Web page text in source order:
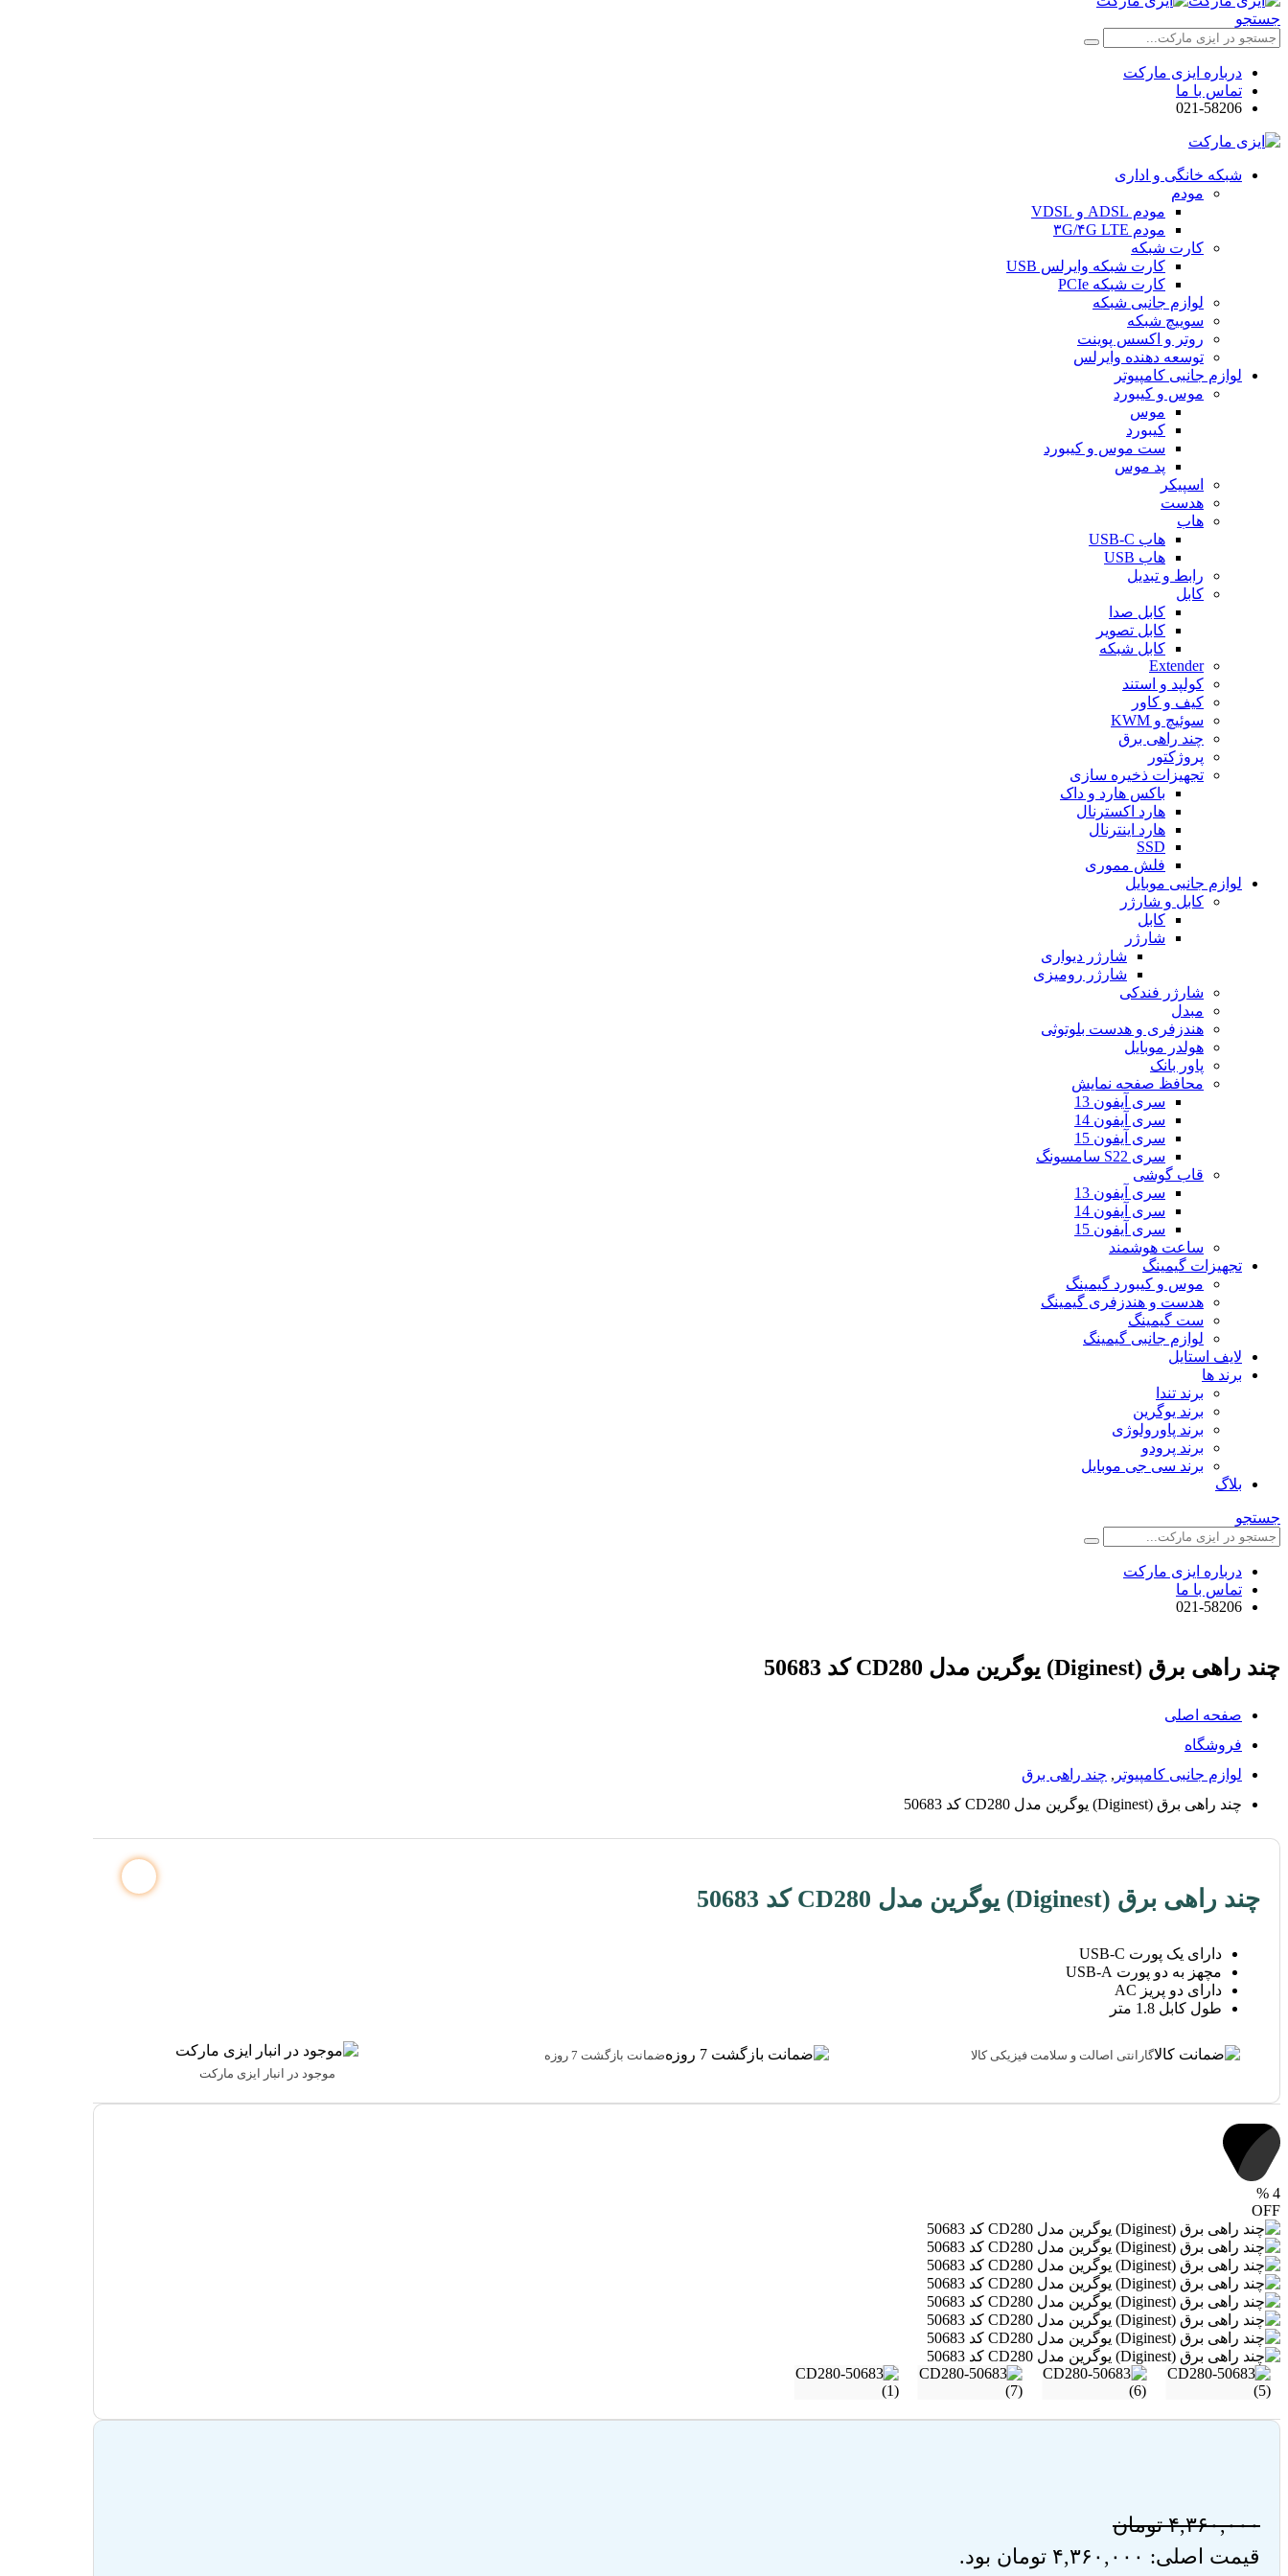
جستجو
درباره ایزی مارکت
تماس با ما
021-58206
شبکه خانگی و اداری
مودم
مودم ADSL و VDSL
مودم ۳G/۴G LTE
کارت شبکه
کارت شبکه وایرلس USB
کارت شبکه PCIe
لوازم جانبی شبکه
سوییچ شبکه
روتر و اکسس پوینت
توسعه دهنده وایرلس
لوازم جانبی کامپیوتر
موس و کیبورد
موس
کیبورد
ست موس و کیبورد
پد موس
اسپیکر
هدست
هاب
هاب USB-C
هاب USB
رابط و تبدیل
کابل
کابل صدا
کابل تصویر
کابل شبکه
Extender
کولپد و استند
کیف و کاور
سوئیچ و KWM
چند راهی برق
پروژکتور
تجهیزات ذخیره سازی
باکس هارد و داک
هارد اکسترنال
هارد اینترنال
SSD
فلش مموری
لوازم جانبی موبایل
کابل و شارژر
کابل
شارژر
شارژر دیواری
شارژر رومیزی
شارژر فندکی
مبدل
هندزفری و هدست بلوتوثی
هولدر موبایل
پاور بانک
محافظ صفحه نمایش
سری آیفون 13
سری آیفون 14
سری آیفون 15
سری S22 سامسونگ
قاب گوشی
سری آیفون 13
سری آیفون 14
سری آیفون 15
ساعت هوشمند
تجهیزات گیمینگ
موس و کیبورد گیمینگ
هدست و هندزفری گیمینگ
ست گیمینگ
لوازم جانبی گیمینگ
لایف استایل
برند ها
برند تندا
برند یوگرین
برند پاورولوژی
برند پرودو
برند سی جی موبایل
بلاگ
جستجو
درباره ایزی مارکت
تماس با ما
021-58206
چند راهی برق (Diginest) یوگرین مدل CD280 کد 50683
صفحه اصلی
فروشگاه
لوازم جانبی کامپیوتر , چند راهی برق
چند راهی برق (Diginest) یوگرین مدل CD280 کد 50683
چند راهی برق (Diginest) یوگرین مدل CD280 کد 50683
دارای یک پورت USB-C
مچهز به دو پورت USB-A
دارای دو پریز AC
طول کابل 1.8 متر
گارانتی اصالت و سلامت فیزیکی کالا
ضمانت بازگشت 7 روزه
موجود در انبار ایزی مارکت
4
%
OFF
۴,۳۶۰,۰۰۰ تومان
قیمت اصلی: ۴,۳۶۰,۰۰۰ تومان بود.